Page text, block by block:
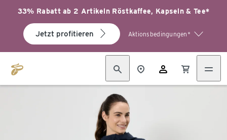
33% Rabatt ab 2 Artikeln Röstkaffee, Kapseln & Tee*
Jetzt profitieren Aktionsbedingungen*